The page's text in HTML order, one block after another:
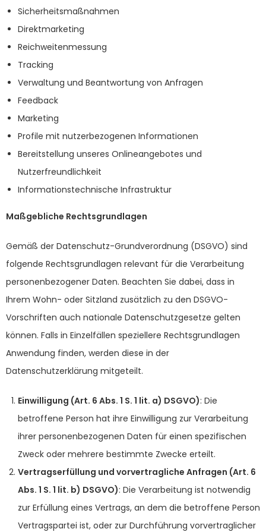
Sicherheitsmaßnahmen
Direktmarketing
Reichweitenmessung
Tracking
Verwaltung und Beantwortung von Anfragen
Feedback
Marketing
Profile mit nutzerbezogenen Informationen
Bereitstellung unseres Onlineangebotes und
Nutzerfreundlichkeit
Informationstechnische Infrastruktur
Maßgebliche Rechtsgrundlagen
Gemäß der Datenschutz-Grundverordnung (DSGVO) sind
folgende Rechtsgrundlagen relevant für die Verarbeitung
personenbezogener Daten. Beachten Sie dabei, dass in
Ihrem Wohn- oder Sitzland zusätzlich zu den DSGVO-
Vorschriften auch nationale Datenschutzgesetze gelten
können. Falls in Einzelfällen speziellere Rechtsgrundlagen
Anwendung finden, werden diese in der
Datenschutzerklärung mitgeteilt.
Einwilligung (Art. 6 Abs. 1 S. 1 lit. a) DSGVO): Die
betroffene Person hat ihre Einwilligung zur Verarbeitung
ihrer personenbezogenen Daten für einen spezifischen
Zweck oder mehrere bestimmte Zwecke erteilt.
Vertragserfüllung und vorvertragliche Anfragen (Art. 6
Abs. 1 S. 1 lit. b) DSGVO): Die Verarbeitung ist notwendig
zur Erfüllung eines Vertrags, an dem die betroffene Person
Vertragspartei ist, oder zur Durchführung vorvertraglicher